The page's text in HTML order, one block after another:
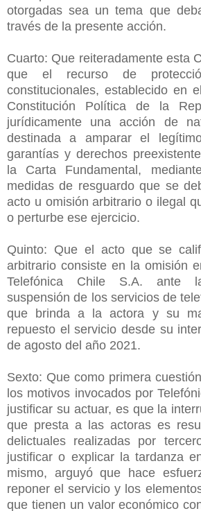
otorgadas sea un tema que
través de la presente acción.
Cuarto: Que reiteradamente esta
que el recurso de
constitucionales, establecido en
Constitución Política de la
jurídicamente una acción de
destinada a amparar el
garantías y derechos
la Carta Fundamental,
medidas de resguardo que se
acto u omisión arbitrario o ilegal
o perturbe ese ejercicio.
Quinto: Que el acto que se
arbitrario consiste en la omisión
Telefónica Chile S.A. ante
suspensión de los servicios de
que brinda a la actora y su
repuesto el servicio desde su
de agosto del año 2021.
Sexto: Que como primera
los motivos invocados por
justificar su actuar, es que la
que presta a las actoras es
delictuales realizadas por
justificar o explicar la tardanza
mismo, arguyó que hace
reponer el servicio y los
que tienen un valor económico